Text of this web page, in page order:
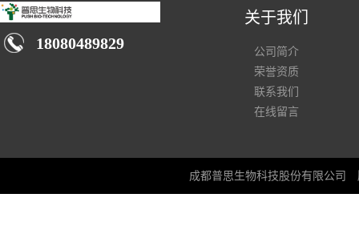
18080489829
关于我们
公司简介
荣誉资质
联系我们
在线留言
成都普思生物科技股份有限公司